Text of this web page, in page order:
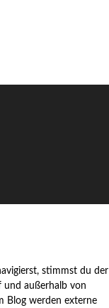
stimmst du der
und außerhalb von
Blog werden externe